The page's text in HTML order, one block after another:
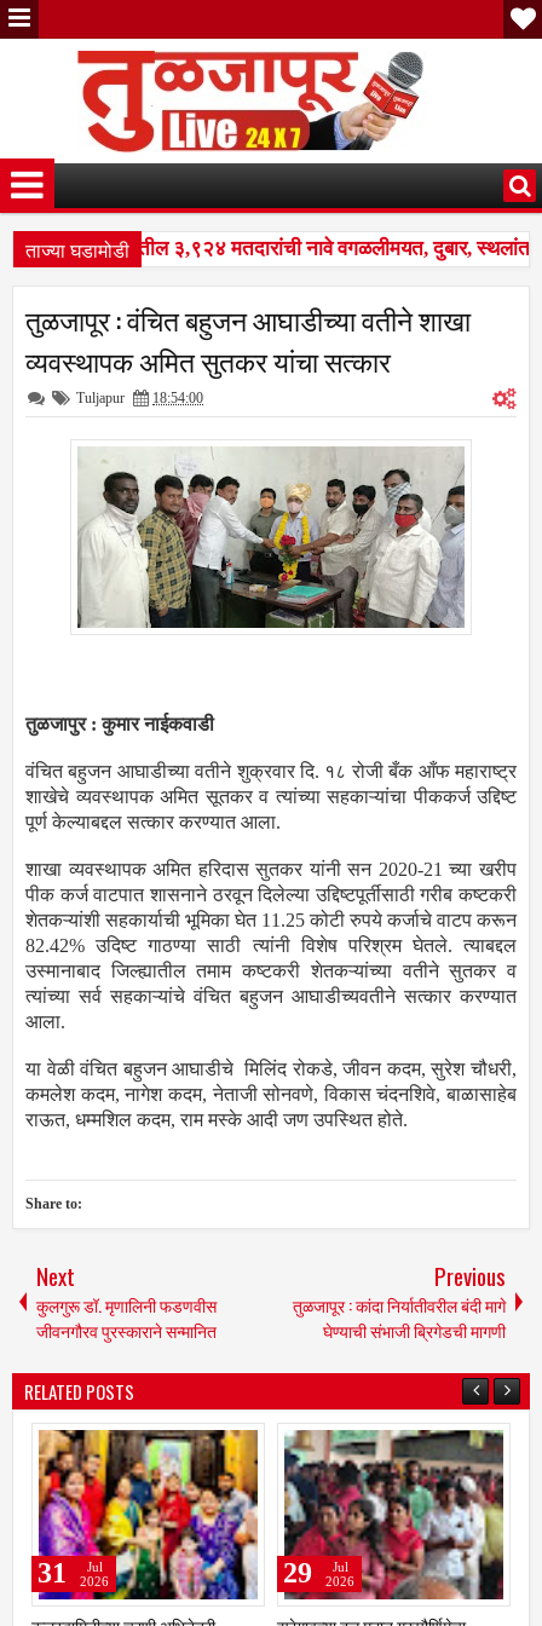
ताज्या घडामोडी
: नळदुर्ग शहरातील ३,९२४ मतदारांची नावे वगळलीमयत, दुबार,
पुनरीक्षण कार्यक्रमात मोठे बदल; भारत निवडणूक आयोगाने सुधारित
: नळदुर्ग शहरातील ३,९२४ मतदारांची नावे वगळलीमयत, दुबार,
तुळजापूर : वंचित बहुजन आघाडीच्या वतीने शाखा
व्यवस्थापक अमित सुतकर यांचा सत्कार
Tuljapur 18:54:00
तुळजापुर : कुमार नाईकवाडी
वंचित बहुजन आघाडीच्या वतीने शुक्रवार दि. १८ रोजी बँक आँफ महाराष्ट्र
शाखेचे व्यवस्थापक अमित सूतकर व त्यांच्या सहकाऱ्यांचा पीककर्ज उद्दिष्ट
पूर्ण केल्याबद्दल सत्कार करण्यात आला.
शाखा व्यवस्थापक अमित हरिदास सुतकर यांनी सन 2020-21 च्या खरीप
पीक कर्ज वाटपात शासनाने ठरवून दिलेल्या उद्दिष्टपूर्तीसाठी गरीब कष्टकरी
शेतकऱ्यांशी सहकार्याची भूमिका घेत 11.25 कोटी रुपये कर्जाचे वाटप करून
82.42% उदिष्ट गाठण्या साठी त्यांनी विशेष परिश्रम घेतले. त्याबद्दल
उस्मानाबाद जिल्ह्यातील तमाम कष्टकरी शेतकऱ्यांच्या वतीने सुतकर व
त्यांच्या सर्व सहकाऱ्यांचे वंचित बहुजन आघाडीच्यवतीने सत्कार करण्यात
आला.
या वेळी वंचित बहुजन आघाडीचे मिलिंद रोकडे, जीवन कदम, सुरेश चौधरी,
कमलेश कदम, नागेश कदम, नेताजी सोनवणे, विकास चंदनशिवे, बाळासाहेब
राऊत, धम्मशिल कदम, राम मस्के आदी जण उपस्थित होते.
Share to:
Next
कुलगुरू डॉ. मृणालिनी फडणवीस
जीवनगौरव पुरस्काराने सन्मानित
Previous
तुळजापूर : कांदा निर्यातीवरील बंदी मागे
घेण्याची संभाजी ब्रिगेडची मागणी
RELATED POSTS
29
Jul
2026
29
Jul
2026